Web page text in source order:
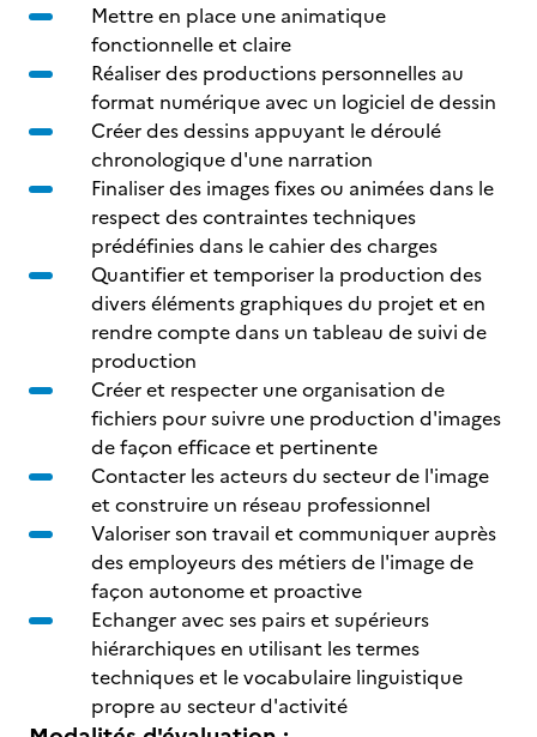
Mettre en place une animatique
fonctionnelle et claire
Réaliser des productions personnelles au
format numérique avec un logiciel de dessin
Créer des dessins appuyant le déroulé
chronologique d'une narration
Finaliser des images fixes ou animées dans le
respect des contraintes techniques
prédéfinies dans le cahier des charges
Quantifier et temporiser la production des
divers éléments graphiques du projet et en
rendre compte dans un tableau de suivi de
production
Créer et respecter une organisation de
fichiers pour suivre une production d'images
de façon efficace et pertinente
Contacter les acteurs du secteur de l'image
et construire un réseau professionnel
Valoriser son travail et communiquer auprès
des employeurs des métiers de l'image de
façon autonome et proactive
Echanger avec ses pairs et supérieurs
hiérarchiques en utilisant les termes
techniques et le vocabulaire linguistique
propre au secteur d'activité